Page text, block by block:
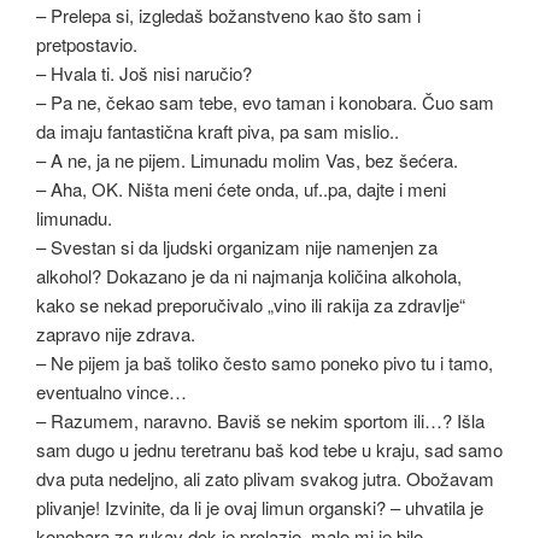
– Prelepa si, izgledaš božanstveno kao što sam i
pretpostavio.
– Hvala ti. Još nisi naručio?
– Pa ne, čekao sam tebe, evo taman i konobara. Čuo sam
da imaju fantastična kraft piva, pa sam mislio..
– A ne, ja ne pijem. Limunadu molim Vas, bez šećera.
– Aha, OK. Ništa meni ćete onda, uf..pa, dajte i meni
limunadu.
– Svestan si da ljudski organizam nije namenjen za
alkohol? Dokazano je da ni najmanja količina alkohola,
kako se nekad preporučivalo „vino ili rakija za zdravlje“
zapravo nije zdrava.
– Ne pijem ja baš toliko često samo poneko pivo tu i tamo,
eventualno vince…
– Razumem, naravno. Baviš se nekim sportom ili…? Išla
sam dugo u jednu teretranu baš kod tebe u kraju, sad samo
dva puta nedeljno, ali zato plivam svakog jutra. Obožavam
plivanje! Izvinite, da li je ovaj limun organski? – uhvatila je